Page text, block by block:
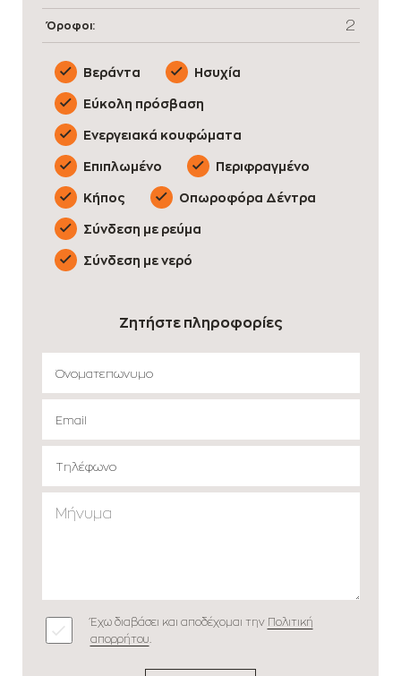
Όροφοι: 2
Βεράντα Ησυχία
Εύκολη πρόσβαση
Ενεργειακά κουφώματα
Επιπλωμένο Περιφραγμένο
Κήπος Οπωροφόρα Δέντρα
Σύνδεση με ρεύμα
Σύνδεση με νερό
Ζητήστε πληροφορίες
Έχω διαβάσει και αποδέχομαι την Πολιτική
απορρήτου